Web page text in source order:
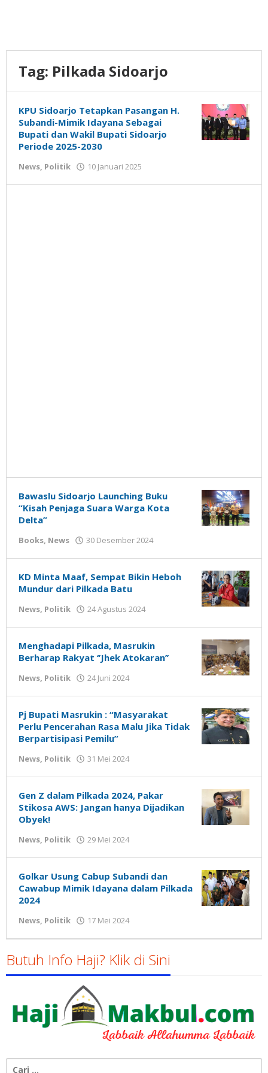
Tag: Pilkada Sidoarjo
KPU Sidoarjo Tetapkan Pasangan H.
Subandi-Mimik Idayana Sebagai
Bupati dan Wakil Bupati Sidoarjo
Periode 2025-2030
News, Politik 10 Januari 2025
Niswah
Bawaslu Sidoarjo Launching Buku
“Kisah Penjaga Suara Warga Kota
Delta”
Books, News 30 Desember 2024
Susanto
KD Minta Maaf, Sempat Bikin Heboh
Mundur dari Pilkada Batu
News, Politik 24 Agustus 2024
Susanto
Menghadapi Pilkada, Masrukin
Berharap Rakyat ‘’Jhek Atokaran’’
News, Politik 24 Juni 2024
Susanto
Pj Bupati Masrukin : “Masyarakat
Perlu Pencerahan Rasa Malu Jika Tidak
Berpartisipasi Pemilu”
News, Politik 31 Mei 2024
Susanto
Gen Z dalam Pilkada 2024, Pakar
Stikosa AWS: Jangan hanya Dijadikan
Obyek!
News, Politik 29 Mei 2024
Susanto
Golkar Usung Cabup Subandi dan
Cawabup Mimik Idayana dalam Pilkada
2024
News, Politik 17 Mei 2024
Susanto
Butuh Info Haji? Klik di Sini